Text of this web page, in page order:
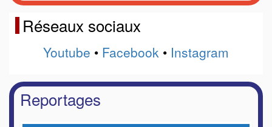
Réseaux sociaux
Youtube • Facebook • Instagram
Reportages